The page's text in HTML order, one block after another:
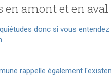
en amont et en
donc si vous
rappelle également